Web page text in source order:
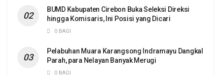
BUMD Kabupaten Cirebon Buka Seleksi Direksi
hingga Komisaris, Ini Posisi yang Dicari
0 BAGI
Pelabuhan Muara Karangsong Indramayu Dangkal
Parah, para Nelayan Banyak Merugi
0 BAGI